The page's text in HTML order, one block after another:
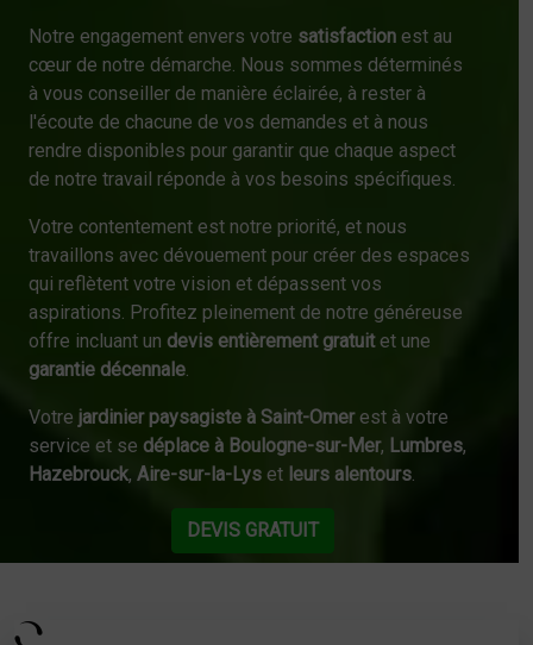
Notre engagement envers votre satisfaction est au
cœur de notre démarche. Nous sommes déterminés
à vous conseiller de manière éclairée, à rester à
l'écoute de chacune de vos demandes et à nous
rendre disponibles pour garantir que chaque aspect
de notre travail réponde à vos besoins spécifiques.
Votre contentement est notre priorité, et nous
travaillons avec dévouement pour créer des espaces
qui reflètent votre vision et dépassent vos
aspirations. Profitez pleinement de notre généreuse
offre incluant un devis entièrement gratuitet une
garantie décennale.
Votre jardinier paysagiste à Saint-Omerest à votre
service et se déplace à Boulogne-sur-Mer, Lumbres,
Hazebrouck, Aire-sur-la-Lys et leurs alentours.
DEVIS GRATUIT